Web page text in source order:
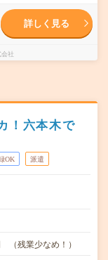
詳しく見る
社
！六本木で
OK 派遣
残業少なめ！）